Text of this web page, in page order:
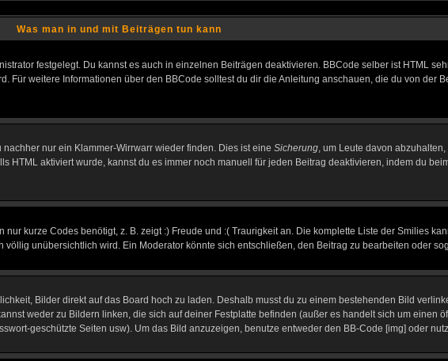
Was man in und mit Beiträgen tun kann
festgelegt. Du kannst es auch in einzelnen Beiträgen deaktivieren. BBCode selber ist HTML
Für weitere Informationen über den BBCode solltest du dir die Anleitung anschauen, die du von der
nur ein Klammer-Wirrwarr wieder finden. Dies ist eine Sicherung, um Leute davon
HTML aktiviert wurde, kannst du es immer noch manuell für jeden Beitrag deaktivieren, indem du
kurze Codes benötigt, z. B. zeigt :) Freude und :( Traurigkeit an. Die komplette Liste der Smilies
unübersichtlich wird. Ein Moderator könnte sich entschließen, den Beitrag zu bearbeiten oder
Bilder direkt auf das Board hoch zu laden. Deshalb musst du zu einem bestehenden Bild
weder zu Bildern linken, die sich auf deiner Festplatte befinden (außer es handelt sich um einen
geschützte Seiten usw). Um das Bild anzuzeigen, benutze entweder den BB-Code [img] oder